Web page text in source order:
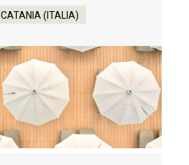
CATANIA (ITALIA)